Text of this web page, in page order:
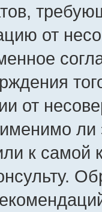
от
от
ли
к самой